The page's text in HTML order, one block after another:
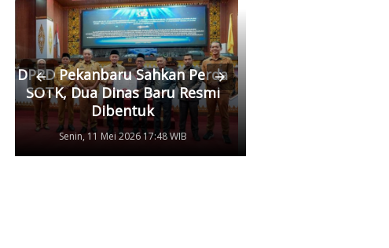
DPRD Pekanbaru Sahkan Perda
SOTK, Dua Dinas Baru Resmi
Dibentuk
Senin, 11 Mei 2026 17:48 WIB